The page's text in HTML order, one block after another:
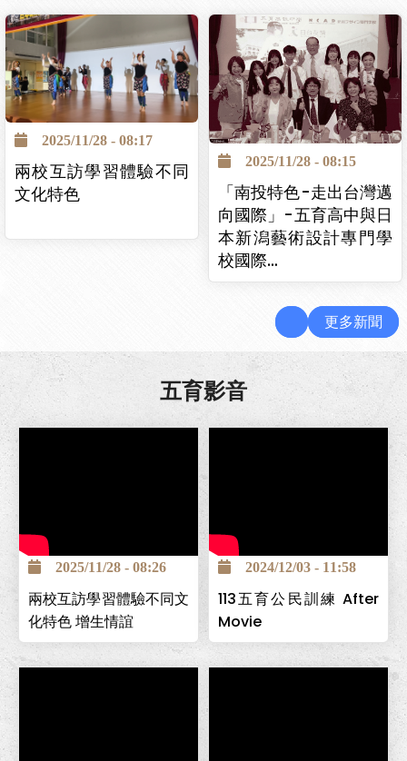
2025/11/28 - 08:17
兩校互訪學習體驗不同
文化特色
2025/11/28 - 08:15
「南投特色-走出台灣邁
向國際」-五育高中與日
本新潟藝術設計專門學
校國際…
更多新聞
五育影音
2025/11/28 - 08:26
兩校互訪學習體驗不同文
化特色 增生情誼
2024/12/03 - 11:58
113五育公民訓練 After
Movie